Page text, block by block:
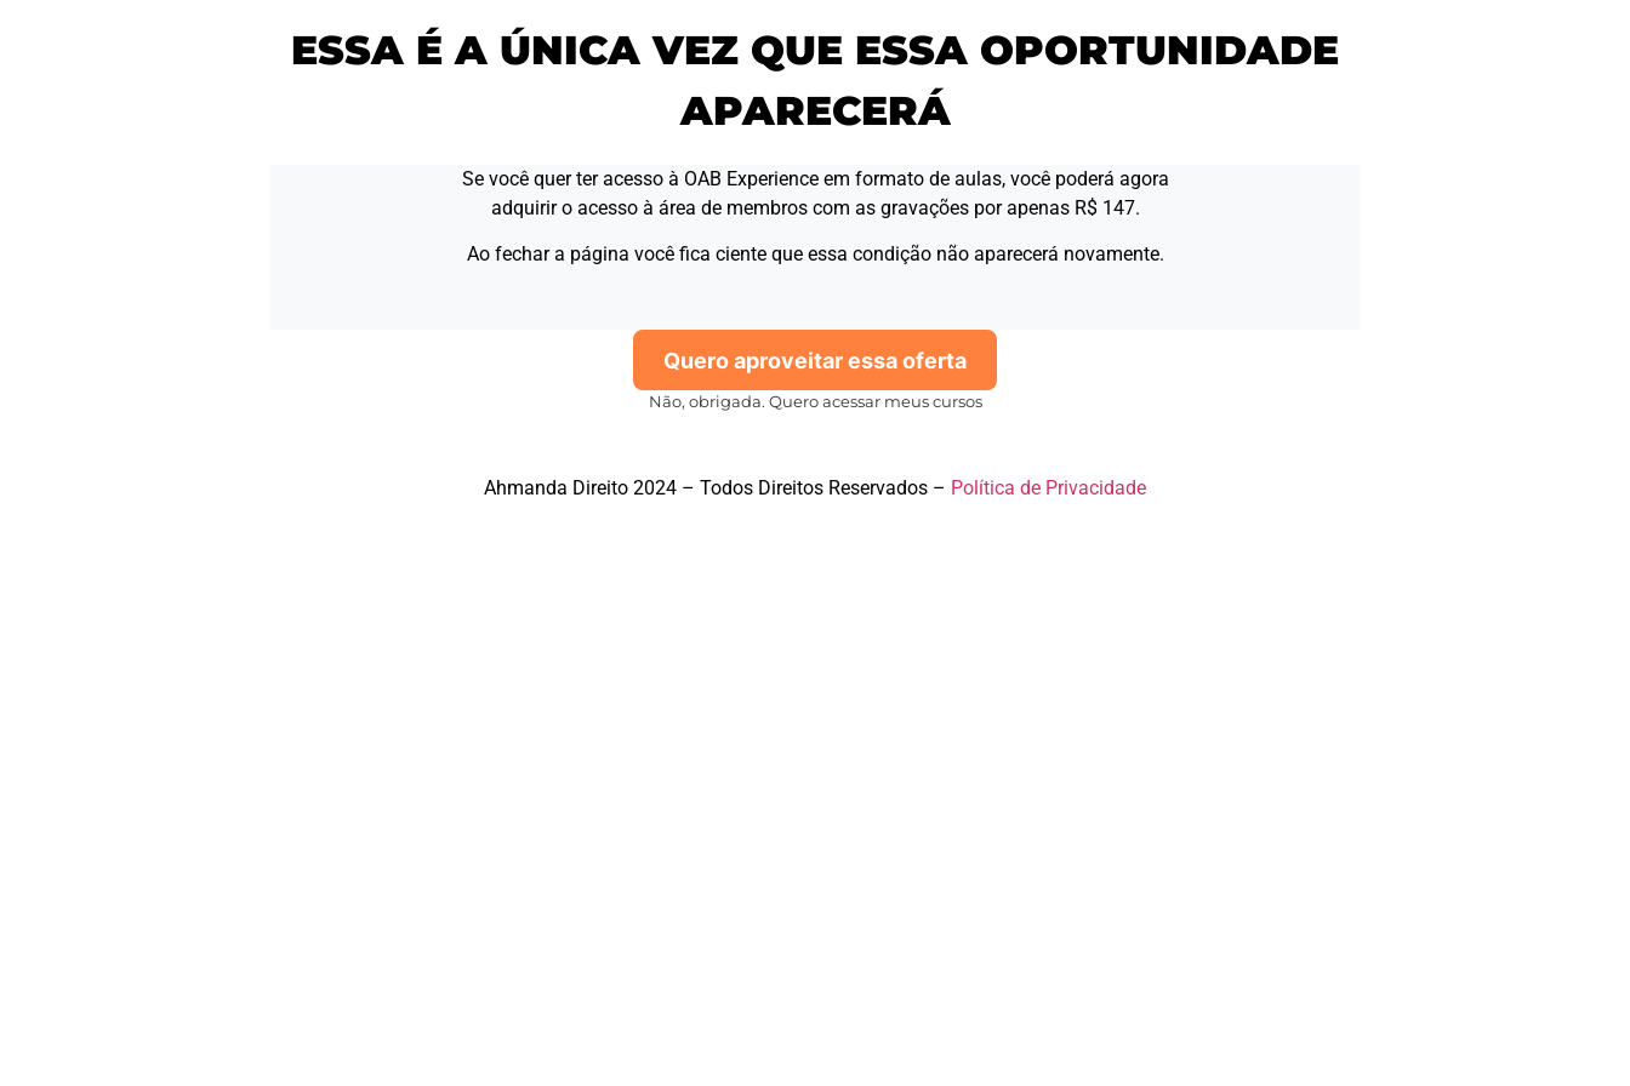
ESSA É A ÚNICA VEZ QUE ESSA OPORTUNIDADE
APARECERÁ
Se você quer ter acesso à OAB Experience em formato de aulas, você poderá agora
adquirir o acesso à área de membros com as gravações por apenas R$ 147.
Ao fechar a página você fica ciente que essa condição não aparecerá novamente.
Quero aproveitar essa oferta
Não, obrigada. Quero acessar meus cursos
Ahmanda Direito 2024 – Todos Direitos Reservados – Política de Privacidade